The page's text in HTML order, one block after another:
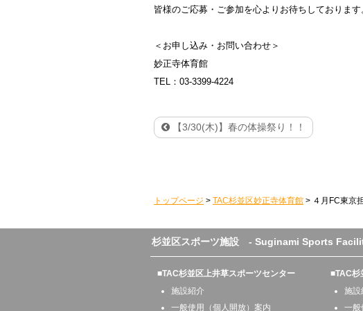
皆様のご応募・ご参加を心よりお待ちしております
＜お申し込み・お問い合わせ＞
妙正寺体育館
TEL： 03-3399-4224
【3/30(木)】春の体操祭り！！
トップページ > TAC杉並区妙正寺体育館 > ４月FC東京
杉並区スポーツ施設 - Suginami Sports
■TAC杉並区上井草スポーツセンター
施設紹介
一般使用（個人開放）案内
■TAC杉
施設
一般